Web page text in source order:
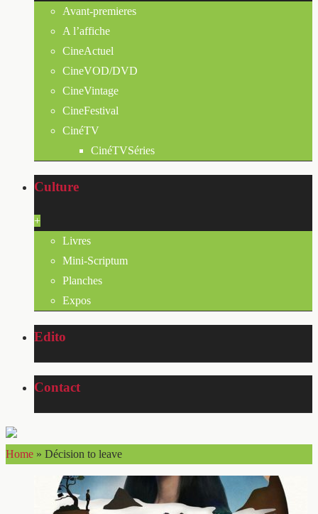
Avant-premieres
A l’affiche
CineActuel
CineVOD/DVD
CineVintage
CineFestival
CinéTV
CinéTVSéries
Culture
+
Livres
Mini-Scriptum
Planches
Expos
Edito
Contact
Home » Décision to leave